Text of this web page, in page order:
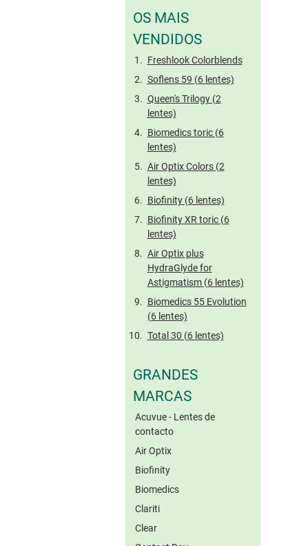
tóricas
Limpeza enzimática
Solução salina
rígidas
Tamanho viagem
OS MAIS
VENDIDOS
Freshlook Colorblends
Soflens 59 (6 lentes)
Queen's Trilogy (2
lentes)
Biomedics toric (6
lentes)
Air Optix Colors (2
lentes)
Biofinity (6 lentes)
Biofinity XR toric (6
lentes)
Air Optix plus
HydraGlyde for
Astigmatism (6 lentes)
Biomedics 55 Evolution
(6 lentes)
Total 30 (6 lentes)
GRANDES
MARCAS
Acuvue - Lentes de
contacto
Air Optix
Biofinity
Biomedics
Clariti
Clear